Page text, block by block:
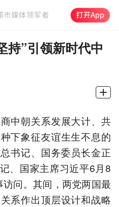
持”引领新时代中
中朝关系发展大计、共
下象征友谊生生不息的
书记、国务委员长金正
、国家主席习近平6月8
问。其间，两党两国最
系作出顶层设计和战略